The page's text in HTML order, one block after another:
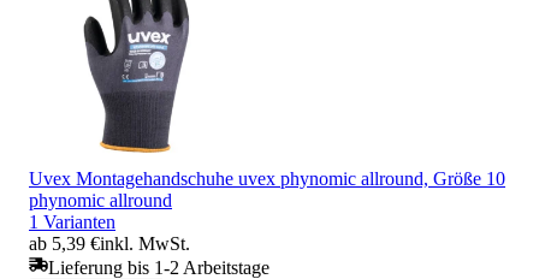
Uvex Montagehandschuhe uvex phynomic allround, Größe 10
phynomic allround
1 Varianten
ab 5,39 €inkl. MwSt.
Lieferung bis 1-2 Arbeitstage